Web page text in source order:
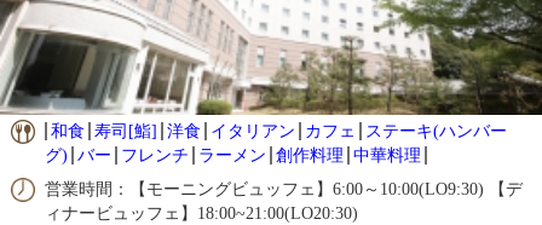
和食 寿司[鮨] 洋食 イタリアン カフェ
ステーキ(ハンバー
グ) バー フレンチ ラーメン 創作料理 中華料理
営業時間：【モーニングビュッフェ】6:00～10:00(LO9:30) 【デ
ィナービュッフェ】18:00~21:00(LO20:30)